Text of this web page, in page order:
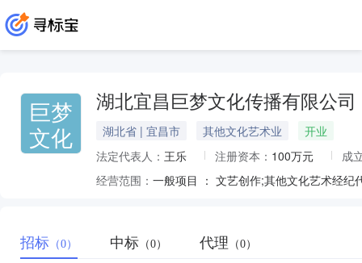
巨梦
文化
湖北宜昌巨梦文化传播有限公司
湖北省 | 宜昌市 其他文化艺术业
开业
法定代表人： 王乐 注册资本： 100万元
成
经营范围：
招标 （0） 中标 （0） 代理 （0）